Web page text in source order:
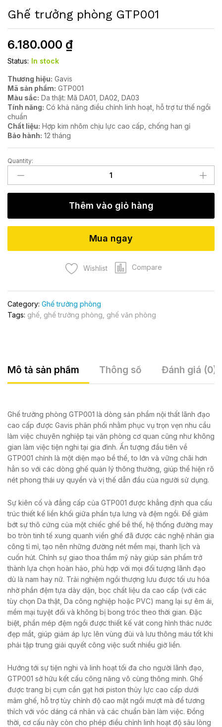
Ghế trưởng phòng GTP001
6.180.000 ₫
Status: In stock
Thương hiệu: Gavis
Mã sản phẩm: GTP001
Màu sắc: Da thật: Mã DA01, DA02, DA03
Tính năng: Có khả năng điều chỉnh linh hoạt, hỗ trợ tư thế ngồi
chuẩn
Chất liệu: Hợp kim nhôm chịu lực cao cấp, chống han gỉ
Bảo hành: 12 tháng
Ghế
trưởng
phòng
GTP001
Quantity:
Thêm vào giỏ hàng
Wishlist Compare
Mua ngay
Category: Ghế trưởng phòng
Tags: ghế ghế trưởng phòng ghế văn phòng
Mô tả sản phẩm Thông số Đánh giá (0)
Ghế trưởng phòng GTP001 là dòng sản phẩm nội thất lãnh đạo
cao cấp được Gavis phân phối nhằm phục vụ trọn vẹn nhu cầu
làm việc chuyên nghiệp tại văn phòng cơ quan cũng như không
gian làm việc tiện nghi tại gia đình. Ấn tượng đầu tiên về
GTP001 chính là một diện mạo bề thế, to lớn và vững chãi hơn
hẳn so với các dòng ghế quản lý thông thường, giúp thể hiện rõ
nét phong thái uy quyền và vị thế dẫn đầu của người sử dụng.
Sự kiên cố và đẳng cấp của GTP001 được khẳng định qua cấu
trúc thiết kế liền khối giữa phần tựa lưng và đệm ngồi. Để giảm
bớt sự thô cứng của một chiếc ghế bề thế, hệ thống đường may
bo tròn tinh tế xung quanh viền ghế đã được các nghệ nhân gia
công tỉ mỉ, tạo nên những đường nét mềm mại, thanh lịch và
cuốn hút. Chính sự giao thoa thẩm mỹ này giúp sản phẩm trở
thành lựa chọn hoàn hảo, phù hợp với mọi đối tượng lãnh đạo
dù là nam hay nữ. Trải nghiệm ngồi thượng lưu được tối ưu hóa
nhờ phần đệm tựa dày dặn, bọc chất liệu da cao cấp (với các
tùy chọn Da thật, Da công nghiệp hoặc PVC) mang lại sự êm ái,
mềm mại tuyệt đối và không bị bong tróc theo thời gian. Đặc
biệt, phần mép đệm ngồi được thiết kế vát cong hình thác nước
đẹp mắt, giúp giảm áp lực lên vùng đùi và lưu thông máu tốt khi
phải tập trung giải quyết công việc suốt nhiều giờ liền.
Hướng tới sự tiện nghi và linh hoạt tối đa cho người lãnh đạo,
GTP001 sở hữu kết cấu công năng vô cùng thông minh. Ghế
được trang bị cụm cần gạt hơi piston thủy lực cao cấp dưới
mâm ghế, hỗ trợ tùy chỉnh độ cao mặt ngồi mượt mà để tương
thích với vóc dáng cá nhân và các chuẩn bàn làm việc. Đồng
thời, cơ cấu này còn cho phép điều chỉnh linh hoạt độ sâu lòng